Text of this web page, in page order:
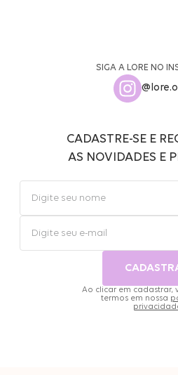
SIGA A LORE NO
CADASTRE-SE E
AS NOVIDADES E
Ao clicar em cadastrar,
termos em nossa